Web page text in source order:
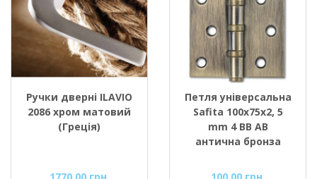
Ручки дверні ILAVIO
2086 хром матовий
(Греція)
Петля універсальна
Safita 100х75х2, 5
mm 4 BB AB
антична бронза